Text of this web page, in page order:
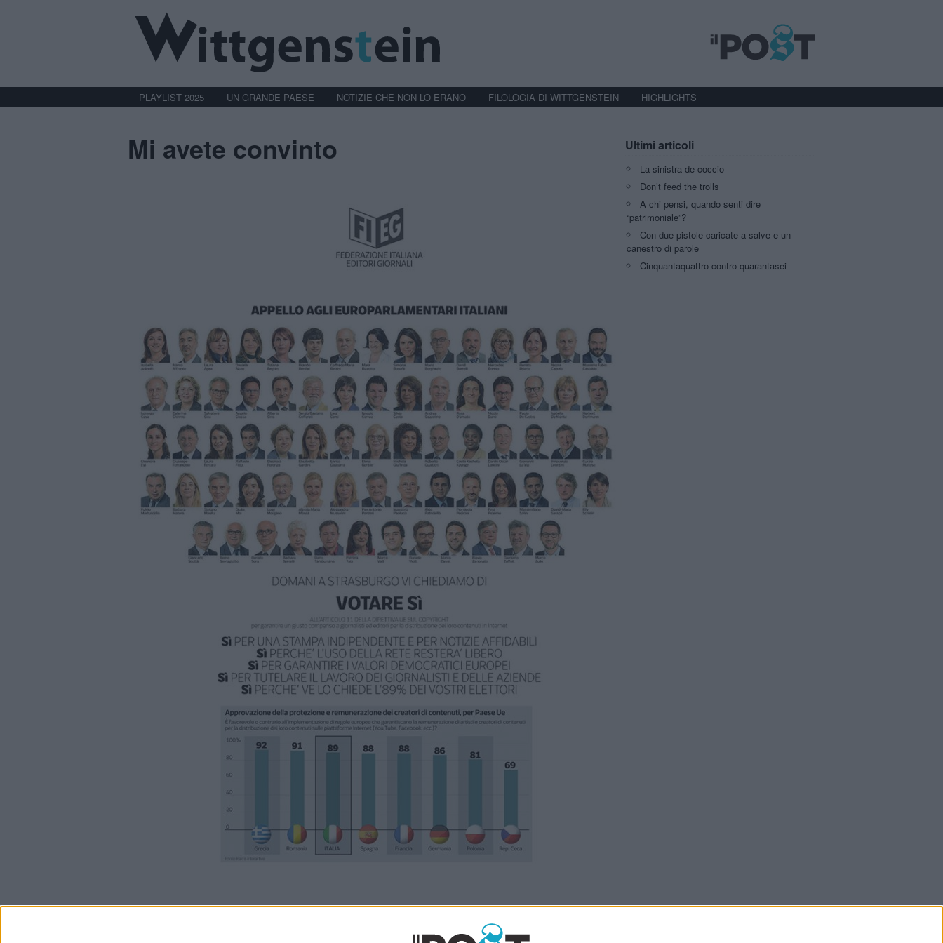
PLAYLIST 2025 UN GRANDE PAESE NOTIZIE CHE NON LO ERANO FILOLOGIA DI WITTGENSTEIN HIGHLIGHTS
Mi avete convinto Ultimi articoli
La sinistra de coccio
Don’t feed the trolls
A chi pensi, quando senti dire
“patrimoniale”?
Con due pistole caricate a salve e un
canestro di parole
Cinquantaquattro contro quarantasei